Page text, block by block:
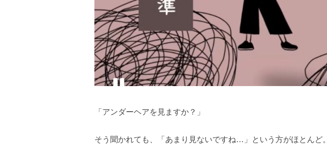
「アンダーヘアを見ますか？」
そう聞かれても、「あまり見ないですね…」という方がほとんど。